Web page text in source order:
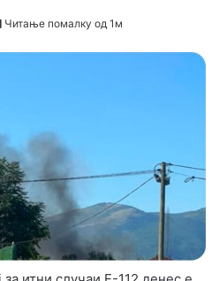
Читање помалку од 1м